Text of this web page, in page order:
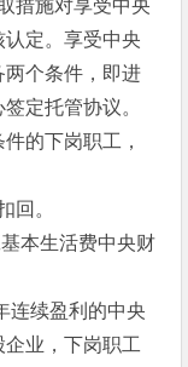
措施对享受中央
定。享受中央
两个条件，即进
定托管协议。
的下岗职工，
回。
本生活费中央财
连续盈利的中央
业，下岗职工